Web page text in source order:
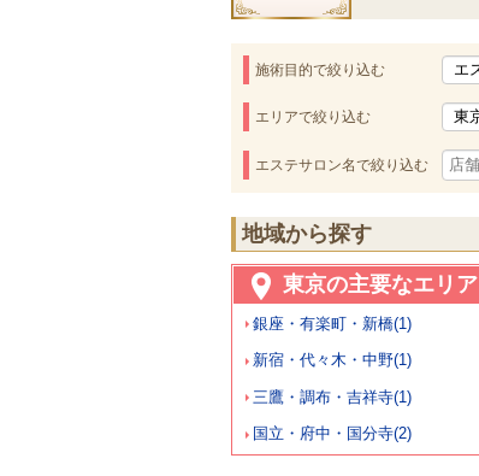
施術目的で絞り込む
エリアで絞り込む
エステサロン名で絞り込む
地域から探す
東京の主要なエリア
銀座・有楽町・新橋(1)
新宿・代々木・中野(1)
三鷹・調布・吉祥寺(1)
国立・府中・国分寺(2)